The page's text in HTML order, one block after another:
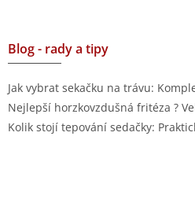
Blog - rady a tipy
Jak vybrat sekačku na trávu:
Nejlepší horzkovzdušná fritéza ?
Kolik stojí tepování sedačky: